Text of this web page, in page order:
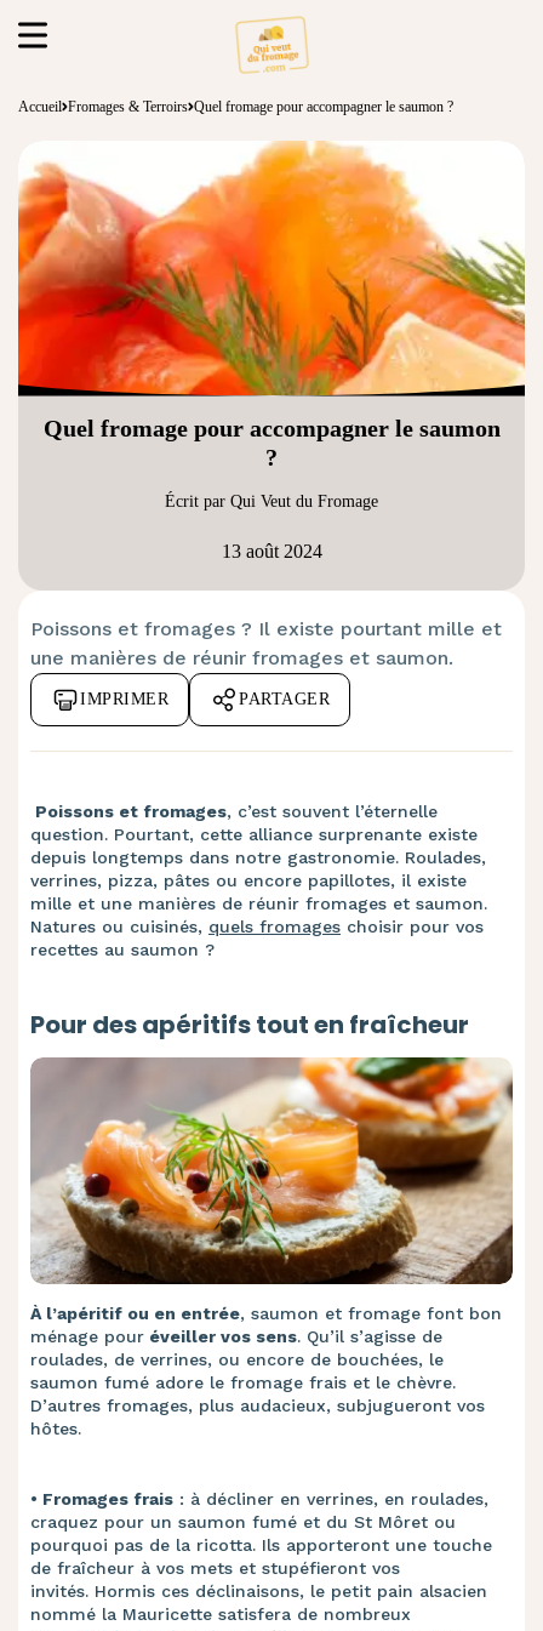
Accueil Fromages & Terroirs Quel fromage pour accompagner le saumon ?
Quel fromage pour accompagner le saumon
?
Écrit par Qui Veut du Fromage
13 août 2024
Poissons et fromages ? Il existe pourtant mille et
une manières de réunir fromages et saumon.
IMPRIMER PARTAGER
Poissons et fromages, c’est souvent l’éternelle
question. Pourtant, cette alliance surprenante existe
depuis longtemps dans notre gastronomie. Roulades,
verrines, pizza, pâtes ou encore papillotes, il existe
mille et une manières de réunir fromages et saumon.
Natures ou cuisinés, quels fromages choisir pour vos
recettes au saumon ? ​
Pour des apéritifs tout en fraîcheur
À l’apéritif ou en entrée, saumon et fromage font bon
ménage pour éveiller vos sens. Qu’il s’agisse de
roulades, de verrines, ou encore de bouchées, le
saumon fumé adore le fromage frais et le chèvre.
D’autres fromages, plus audacieux, subjugueront vos
hôtes.
• ​ Fromages frais : à décliner en verrines, en roulades,
craquez pour un saumon fumé et du St Môret ou
pourquoi pas de la ricotta. Ils apporteront une touche
de fraîcheur à vos mets et stupéfieront vos
invités. Hormis ces déclinaisons, le petit pain alsacien
nommé la Mauricette satisfera de nombreux